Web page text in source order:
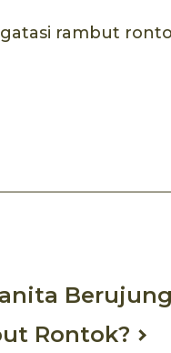
rambut
Rontok?